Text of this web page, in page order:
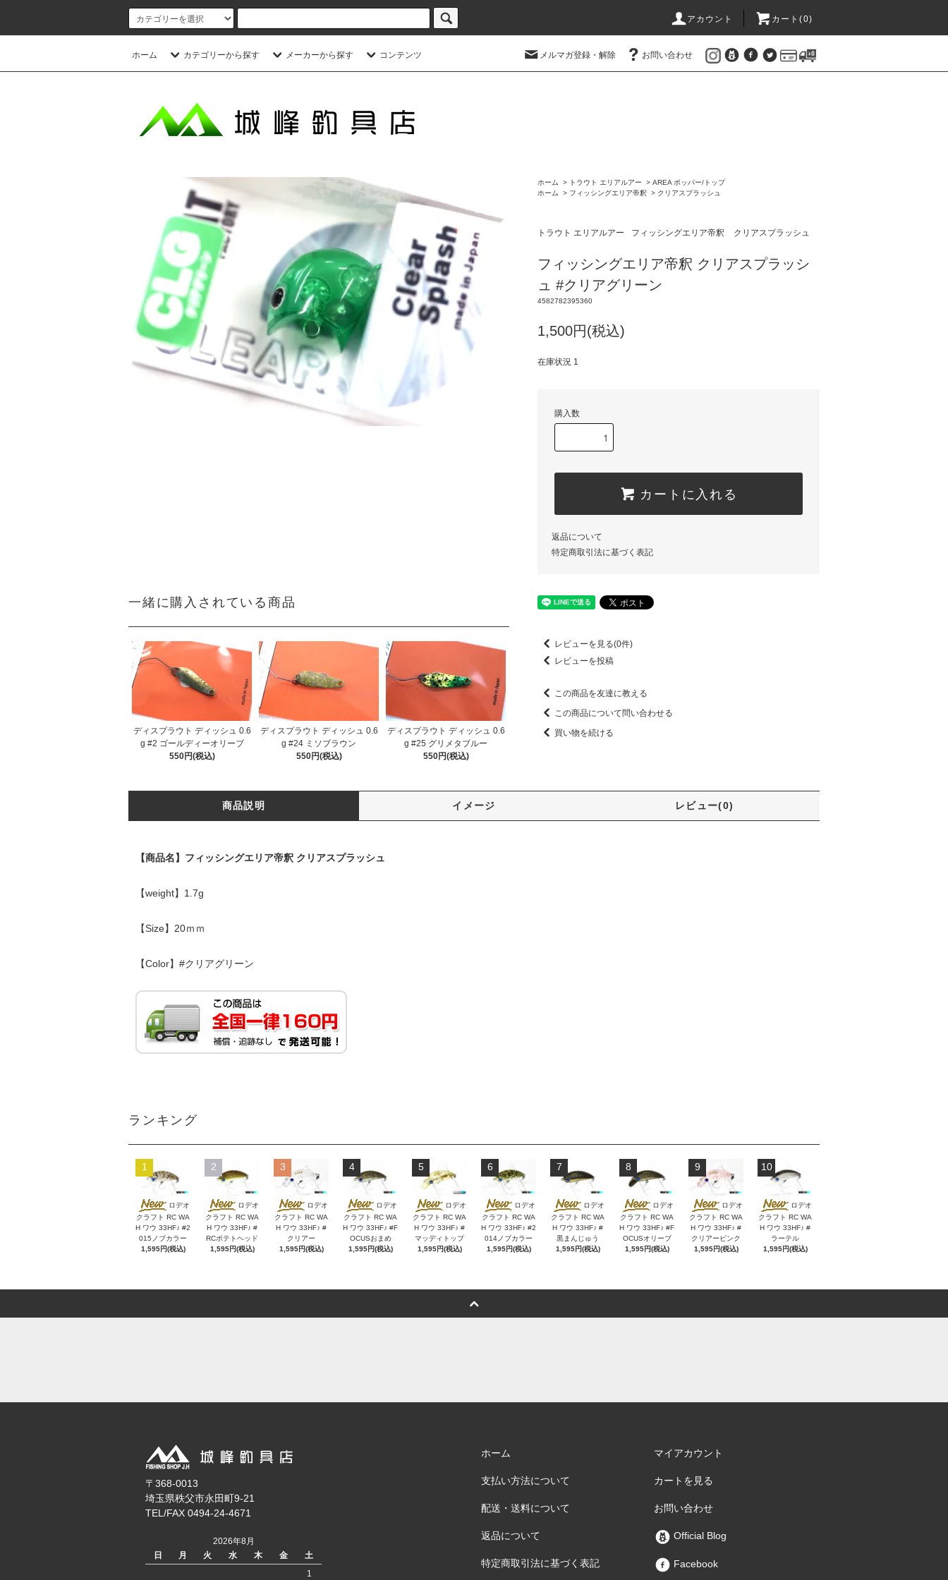
アカウント カート(0)
ホーム カテゴリーから探す メーカーから探す コンテンツ メルマガ登録・解除 お問い合わせ
一緒に購入されている商品
ディスプラウト ディッシュ 0.6
g #2 ゴールディーオリーブ
550円(税込)
ディスプラウト ディッシュ 0.6
g #24 ミソブラウン
550円(税込)
ディスプラウト ディッシュ 0.6
g #25 グリメタブルー
550円(税込)
ホーム > トラウト エリアルアー > AREA ポッパー/トップ
ホーム
> フィッシングエリア帝釈 > クリアスプラッシュ
トラウト エリアルアー フィッシングエリア帝釈 クリアスプラッシュ
フィッシングエリア帝釈 クリアスプラッシ
ュ #クリアグリーン
4582782395360
1,500円(税込)
在庫状況 1
購入数
カートに入れる
返品について
特定商取引法に基づく表記
レビューを見る(0件)
レビューを投稿
この商品を友達に教える
この商品について問い合わせる
買い物を続ける
商品説明 イメージ レビュー(0)
【商品名】フィッシングエリア帝釈 クリアスプラッシュ
【weight】1.7g
【Size】20ｍｍ
【Color】#クリアグリーン
ランキング
1
ロデオ
クラフト RC WA
H ワウ 33HF♪ #2
015ノブカラー
1,595円(税込)
2
ロデオ
クラフト RC WA
H ワウ 33HF♪ #
RCポテトヘッド
1,595円(税込)
3
ロデオ
クラフト RC WA
H ワウ 33HF♪ #
クリアー
1,595円(税込)
4
ロデオ
クラフト RC WA
H ワウ 33HF♪ #F
OCUSおまめ
1,595円(税込)
5
ロデオ
クラフト RC WA
H ワウ 33HF♪ #
マッディトップ
1,595円(税込)
6
ロデオ
クラフト RC WA
H ワウ 33HF♪ #2
014ノブカラー
1,595円(税込)
7
ロデオ
クラフト RC WA
H ワウ 33HF♪ #
黒まんじゅう
1,595円(税込)
8
ロデオ
クラフト RC WA
H ワウ 33HF♪ #F
OCUSオリーブ
1,595円(税込)
9
ロデオ
クラフト RC WA
H ワウ 33HF♪ #
クリアーピンク
1,595円(税込)
10
ロデオ
クラフト RC WA
H ワウ 33HF♪ #
ラーテル
1,595円(税込)
〒368-0013
埼玉県秩父市永田町9-21
TEL/FAX 0494-24-4671
2026年8月
日
月 火 水 木 金
土
1
ホーム
支払い方法について
配送・送料について
返品について
特定商取引法に基づく表記
マイアカウント
カートを見る
お問い合わせ
Official Blog
Facebook